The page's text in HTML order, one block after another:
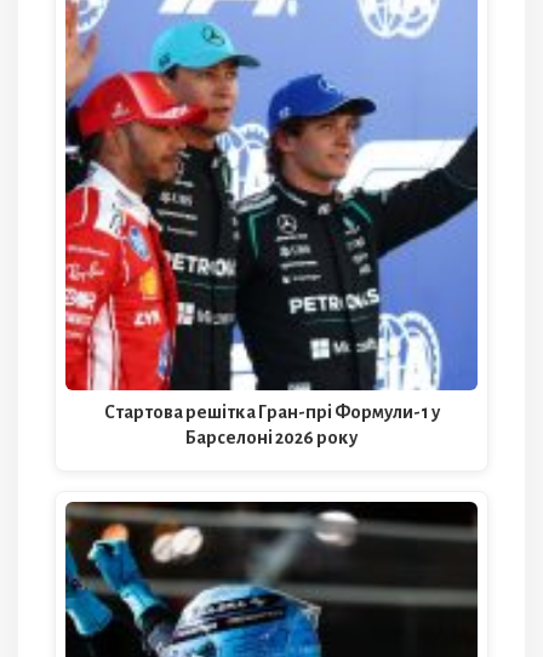
Стартова решітка Гран-прі Формули-1 у
Барселоні 2026 року